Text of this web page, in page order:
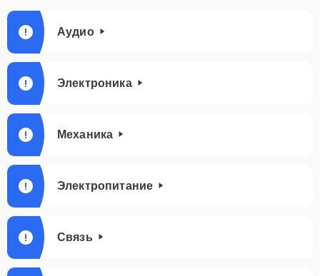
Аудио
Электроника
Механика
Электропитание
Связь